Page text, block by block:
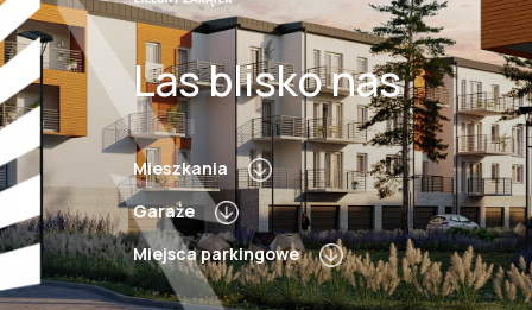
Las blisko nas
Mieszkania
Garaże
Miejsca parkingowe